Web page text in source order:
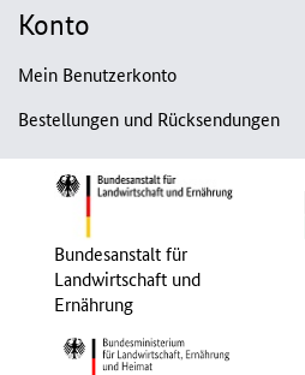
Konto
Mein Benutzerkonto
Bestellungen und Rücksendungen
Bundesanstalt für
Landwirtschaft und
Ernährung